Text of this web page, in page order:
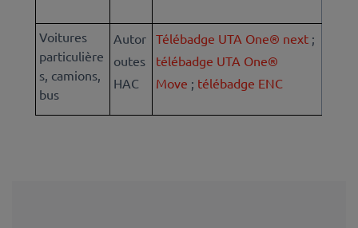
Voitures
particulière
s, camions,
bus
Autor
outes
HAC
Télébadge UTA One® next ;
télébadge UTA One®
Move ; télébadge ENC